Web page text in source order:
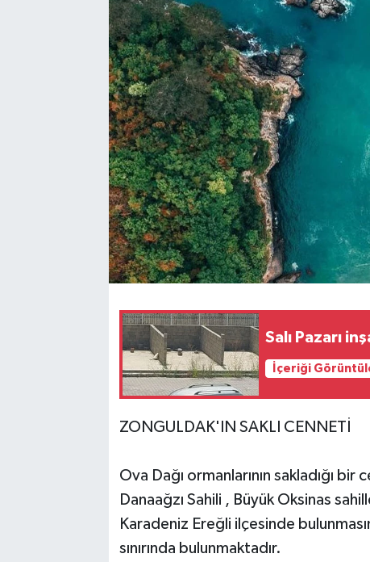
Salı Pazarı
İçeriği
ZONGULDAK'IN SAKLI CENNETİ
Ova Dağı ormanlarının sakladığı bir
Danaağzı Sahili , Büyük Oksinas
Karadeniz Ereğli ilçesinde
sınırında bulunmaktadır.
Zonguldak